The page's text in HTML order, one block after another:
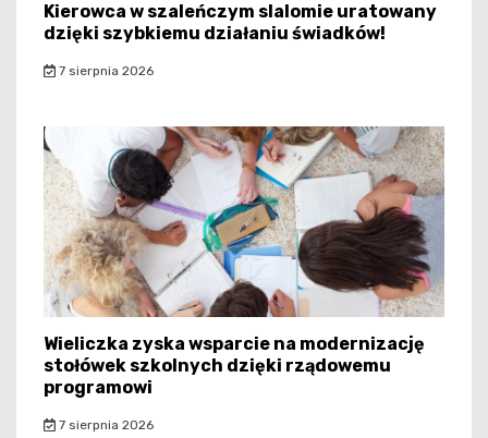
Kierowca w szaleńczym slalomie uratowany
dzięki szybkiemu działaniu świadków!
7 sierpnia 2026
Wieliczka zyska wsparcie na modernizację
stołówek szkolnych dzięki rządowemu
programowi
7 sierpnia 2026